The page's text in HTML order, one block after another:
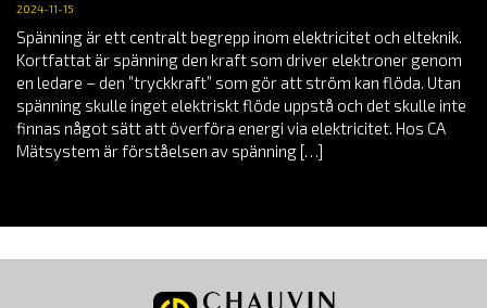
2024-11-15
Spänning är ett centralt begrepp inom elektricitet och elteknik.
Kortfattat är spänning den kraft som driver elektroner genom
en ledare – den ”tryckkraft” som gör att ström kan flöda. Utan
spänning skulle inget elektriskt flöde uppstå och det skulle inte
finnas något sätt att överföra energi via elektricitet. Hos CA
Mätsystem är förståelsen av spänning […]